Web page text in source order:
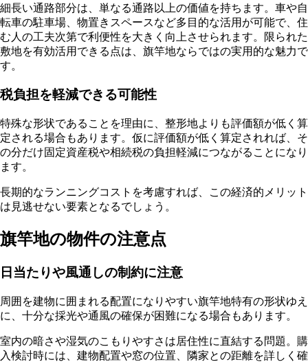
細長い通路部分は、単なる通路以上の価値を持ちます。車や自
転車の駐車場、物置きスペースなど多目的な活用が可能で、住
む人の工夫次第で利便性を大きく向上させられます。限られた
敷地を有効活用できる点は、旗竿地ならではの実用的な魅力で
す。
税負担を軽減できる可能性
特殊な形状であることを理由に、整形地よりも評価額が低く算
定される場合もあります。仮に評価額が低く算定されれば、そ
の分だけ固定資産税や相続税の負担軽減につながることになり
ます。
長期的なランニングコストを考慮すれば、この経済的メリット
は見逃せない要素となるでしょう。
旗竿地の物件の注意点
日当たりや風通しの制約に注意
周囲を建物に囲まれる配置になりやすい旗竿地特有の形状ゆえ
に、十分な採光や通風の確保が困難になる場合もあります。
室内の暗さや湿気のこもりやすさは居住性に直結する問題。購
入検討時には、建物配置や窓の位置、隣家との距離を詳しく確